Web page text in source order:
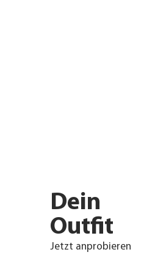
Dein
Outfit
Jetzt anprobieren